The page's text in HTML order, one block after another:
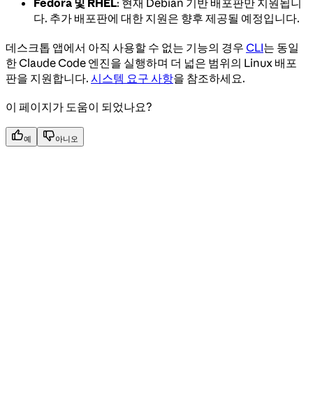
다. 추가 배포판에 대한 지원은 향후 제공될 예정입니다.
데스크톱 앱에서 아직 사용할 수 없는 기능의 경우 CLI는 동일
한 Claude Code 엔진을 실행하며 더 넓은 범위의 Linux 배포
판을 지원합니다. 시스템 요구 사항을 참조하세요.
이 페이지가 도움이 되었나요?
예 아니오